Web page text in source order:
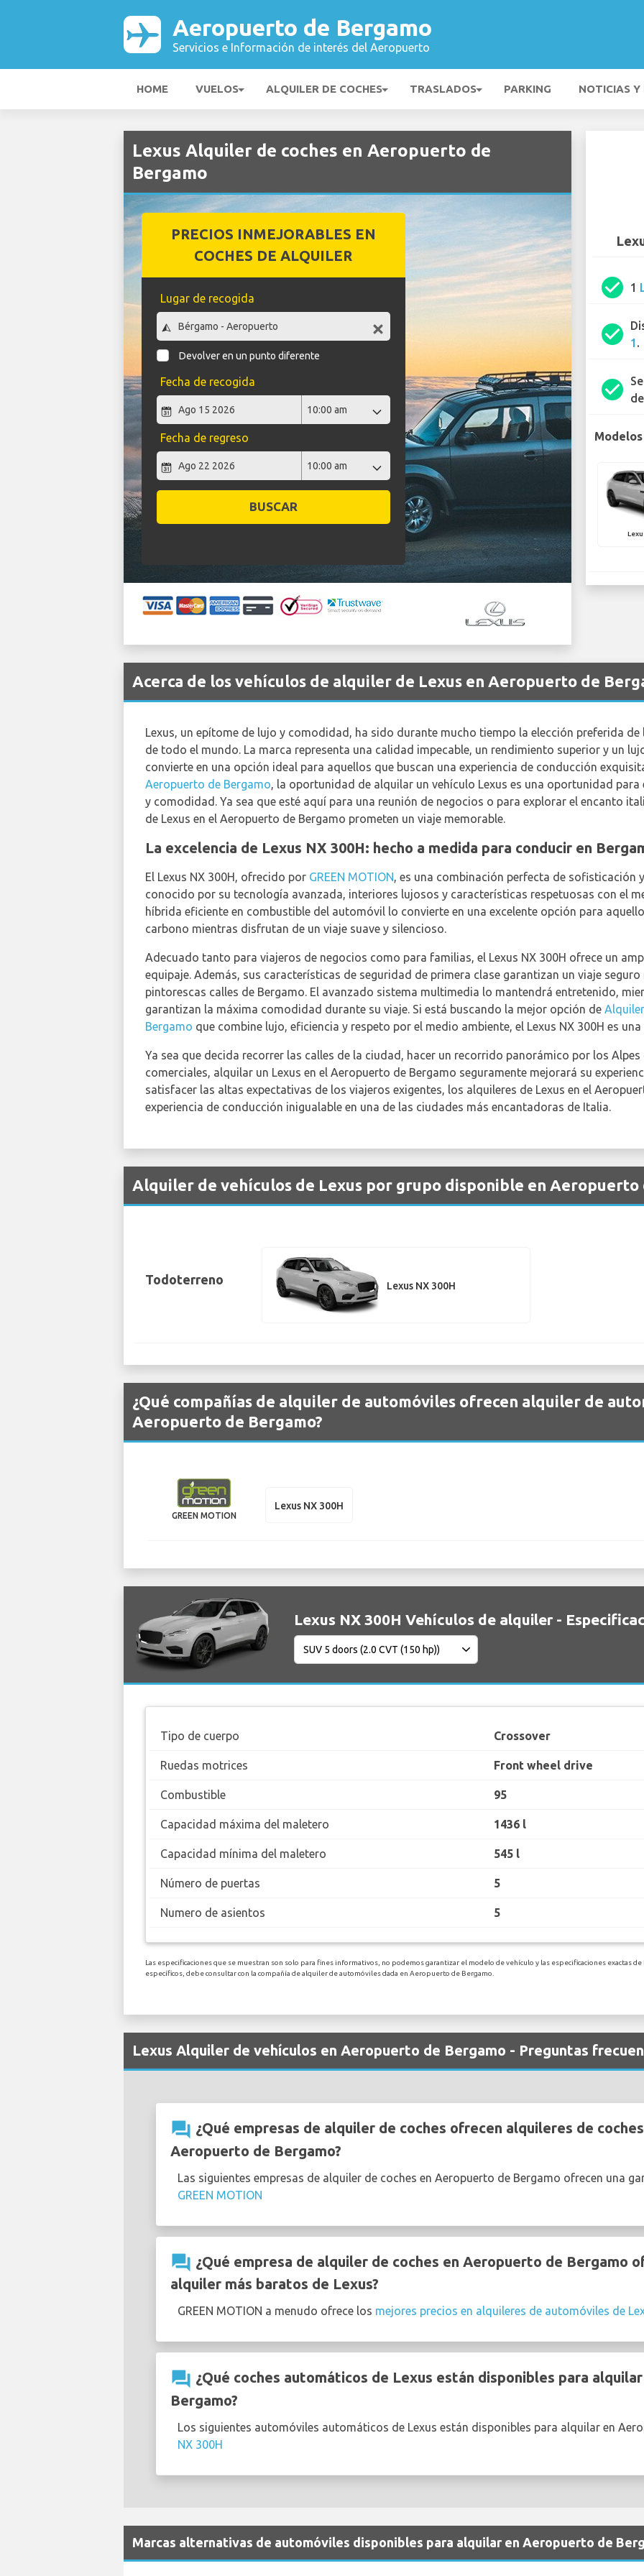
Aeropuerto de Bergamo
Servicios e Información de interés del Aeropuerto
HOME VUELOS ALQUILER DE COCHES TRASLADOS PARKING NOTICIAS Y
Lexus Alquiler de coches en Aeropuerto de
Bergamo
PRECIOS INMEJORABLES EN
COCHES DE ALQUILER
Lugar de recogida
Devolver en un punto diferente
Fecha de recogida
Fecha de regreso
BUSCAR
check_circle 1
check_circle
1 .
check_circle
Acerca de los vehículos de alquiler de Lexus en Aeropuerto de
Lexus, un epítome de lujo y comodidad, ha sido durante mucho tiempo la elección preferida
de todo el mundo. La marca representa una calidad impecable, un rendimiento superior y un
convierte en una opción ideal para aquellos que buscan una experiencia de conducción
Aeropuerto de Bergamo, la oportunidad de alquilar un vehículo Lexus es una oportunidad
y comodidad. Ya sea que esté aquí para una reunión de negocios o para explorar el encanto
de Lexus en el Aeropuerto de Bergamo prometen un viaje memorable.
La excelencia de Lexus NX 300H: hecho a medida para conducir en
El Lexus NX 300H, ofrecido por GREEN MOTION, es una combinación perfecta de sofisticación
conocido por su tecnología avanzada, interiores lujosos y características respetuosas con el
híbrida eficiente en combustible del automóvil lo convierte en una excelente opción para
carbono mientras disfrutan de un viaje suave y silencioso.
Adecuado tanto para viajeros de negocios como para familias, el Lexus NX 300H ofrece un
equipaje. Además, sus características de seguridad de primera clase garantizan un viaje
pintorescas calles de Bergamo. El avanzado sistema multimedia lo mantendrá entretenido,
garantizan la máxima comodidad durante su viaje. Si está buscando la mejor opción de
Bergamo que combine lujo, eficiencia y respeto por el medio ambiente, el Lexus NX 300H es una
Ya sea que decida recorrer las calles de la ciudad, hacer un recorrido panorámico por los
comerciales, alquilar un Lexus en el Aeropuerto de Bergamo seguramente mejorará su
satisfacer las altas expectativas de los viajeros exigentes, los alquileres de Lexus en el
experiencia de conducción inigualable en una de las ciudades más encantadoras de Italia.
Alquiler de vehículos de Lexus por grupo disponible en Aeropuerto
Todoterreno Lexus NX 300H
¿Qué compañías de alquiler de automóviles ofrecen alquiler de
Aeropuerto de Bergamo?
GREEN MOTION
Lexus NX 300H
Lexus NX 300H Vehículos de alquiler -
Tipo de cuerpo Crossover
Ruedas motrices Front wheel drive
Combustible 95
Capacidad máxima del maletero 1436 l
Capacidad mínima del maletero 545 l
Número de puertas 5
Numero de asientos 5
Las especificaciones que se muestran son solo para fines informativos, no podemos garantizar el modelo de vehículo y las especificaciones exactas
específicos, debe consultar con la compañía de alquiler de automóviles dada en Aeropuerto de Bergamo.
Lexus Alquiler de vehículos en Aeropuerto de Bergamo - Preguntas
question_answer ¿Qué empresas de alquiler de coches ofrecen alquileres de
Aeropuerto de Bergamo?
Las siguientes empresas de alquiler de coches en Aeropuerto de Bergamo ofrecen una
GREEN MOTION
question_answer ¿Qué empresa de alquiler de coches en Aeropuerto de Bergamo
alquiler más baratos de Lexus?
GREEN MOTION a menudo ofrece los mejores precios en alquileres de automóviles de
question_answer ¿Qué coches automáticos de Lexus están disponibles para
Bergamo?
Los siguientes automóviles automáticos de Lexus están disponibles para alquilar en
NX 300H
Marcas alternativas de automóviles disponibles para alquilar en Aeropuerto de